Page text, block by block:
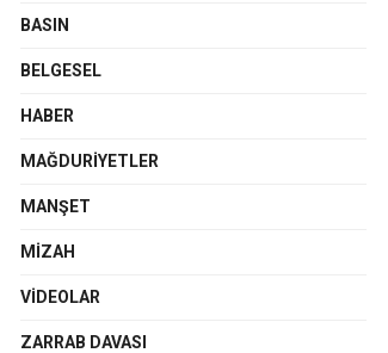
BASIN
BELGESEL
HABER
MAĞDURIYETLER
MANŞET
MIZAH
VIDEOLAR
ZARRAB DAVASI